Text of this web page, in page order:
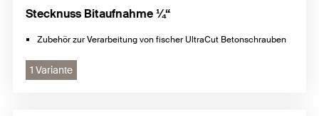
Stecknuss Bitaufnahme ¼“
Zubehör zur Verarbeitung von fischer UltraCut Betonschrauben
1 Variante